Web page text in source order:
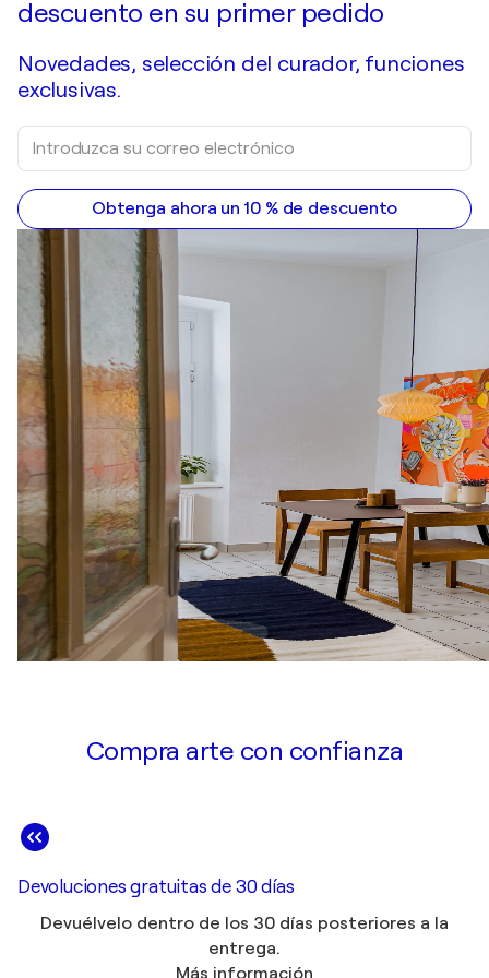
descuento en su primer pedido
Novedades, selección del curador, funciones
exclusivas.
Obtenga ahora un 10 % de descuento
Compra arte con confianza
Devoluciones gratuitas de 30 días
Devuélvelo dentro de los 30 días posteriores a la
entrega.
Más información